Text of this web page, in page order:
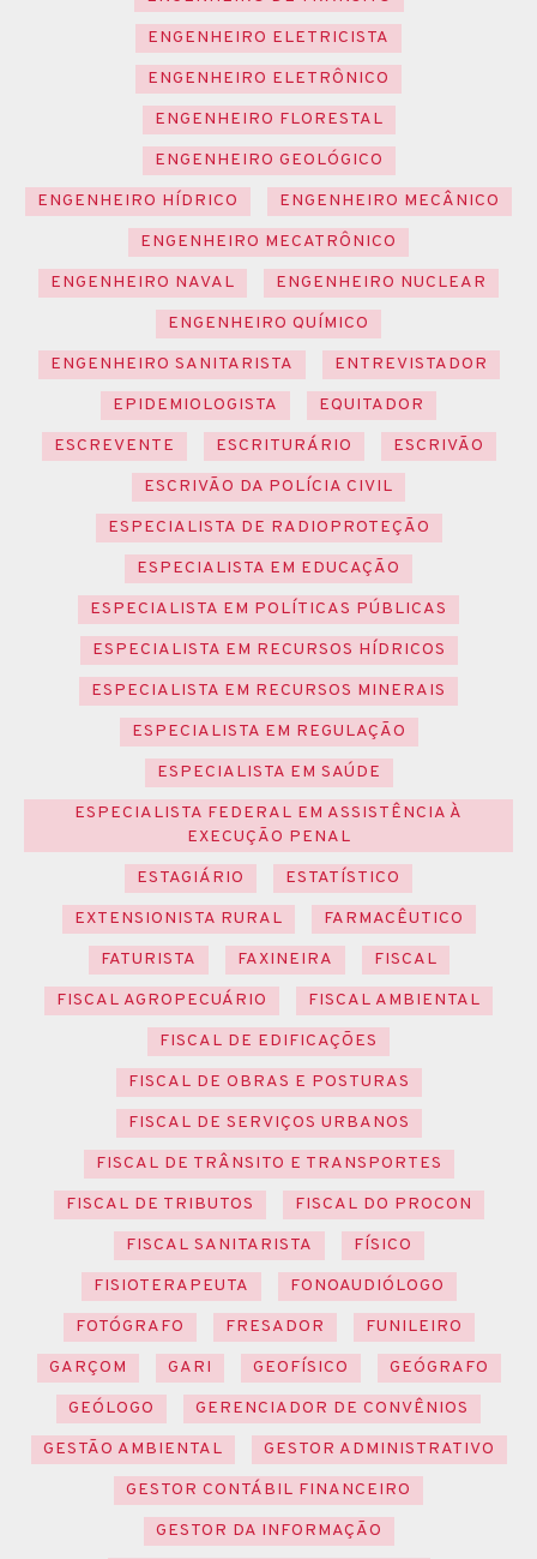
ENGENHEIRO ELETRICISTA
ENGENHEIRO ELETRÔNICO
ENGENHEIRO FLORESTAL
ENGENHEIRO GEOLÓGICO
ENGENHEIRO HÍDRICO
ENGENHEIRO MECÂNICO
ENGENHEIRO MECATRÔNICO
ENGENHEIRO NAVAL
ENGENHEIRO NUCLEAR
ENGENHEIRO QUÍMICO
ENGENHEIRO SANITARISTA
ENTREVISTADOR
EPIDEMIOLOGISTA
EQUITADOR
ESCREVENTE
ESCRITURÁRIO
ESCRIVÃO
ESCRIVÃO DA POLÍCIA CIVIL
ESPECIALISTA DE RADIOPROTEÇÃO
ESPECIALISTA EM EDUCAÇÃO
ESPECIALISTA EM POLÍTICAS PÚBLICAS
ESPECIALISTA EM RECURSOS HÍDRICOS
ESPECIALISTA EM RECURSOS MINERAIS
ESPECIALISTA EM REGULAÇÃO
ESPECIALISTA EM SAÚDE
ESPECIALISTA FEDERAL EM ASSISTÊNCIA À
EXECUÇÃO PENAL
ESTAGIÁRIO
ESTATÍSTICO
EXTENSIONISTA RURAL
FARMACÊUTICO
FATURISTA
FAXINEIRA
FISCAL
FISCAL AGROPECUÁRIO
FISCAL AMBIENTAL
FISCAL DE EDIFICAÇÕES
FISCAL DE OBRAS E POSTURAS
FISCAL DE SERVIÇOS URBANOS
FISCAL DE TRÂNSITO E TRANSPORTES
FISCAL DE TRIBUTOS
FISCAL DO PROCON
FISCAL SANITARISTA
FÍSICO
FISIOTERAPEUTA
FONOAUDIÓLOGO
FOTÓGRAFO
FRESADOR
FUNILEIRO
GARÇOM
GARI GEOFÍSICO
GEÓGRAFO
GEÓLOGO
GERENCIADOR DE CONVÊNIOS
GESTÃO AMBIENTAL
GESTOR ADMINISTRATIVO
GESTOR CONTÁBIL FINANCEIRO
GESTOR DA INFORMAÇÃO